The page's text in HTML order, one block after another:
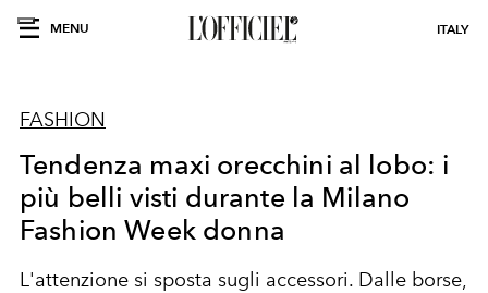
MENU ITALY
FASHION
Tendenza maxi orecchini al lobo: i
più belli visti durante la Milano
Fashion Week donna
L'attenzione si sposta sugli accessori. Dalle borse,